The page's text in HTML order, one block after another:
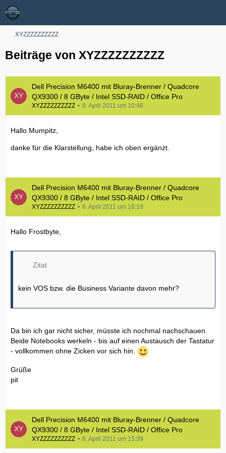
XYZZZZZZZZZZ
Beiträge von XYZZZZZZZZZZ
Dell Precision M6400 mit Bluray-Brenner / Quadcore
QX9300 / 8 GByte / Intel SSD-RAID / Office Pro
XYZZZZZZZZZZ 8. April 2011 um 10:48
Hallo Mumpitz,
danke für die Klarstellung, habe ich oben ergänzt.
Dell Precision M6400 mit Bluray-Brenner / Quadcore
QX9300 / 8 GByte / Intel SSD-RAID / Office Pro
XYZZZZZZZZZZ 6. April 2011 um 16:19
Hallo Frostbyte,
Zitat
kein VOS bzw. die Business Variante davon mehr?
Da bin ich gar nicht sicher, müsste ich nochmal nachschauen.
Beide Notebooks werkeln - bis auf einen Austausch der Tastatur
- vollkommen ohne Zicken vor sich hin.
Grüße
pit
Dell Precision M6400 mit Bluray-Brenner / Quadcore
QX9300 / 8 GByte / Intel SSD-RAID / Office Pro
XYZZZZZZZZZZ 6. April 2011 um 15:39